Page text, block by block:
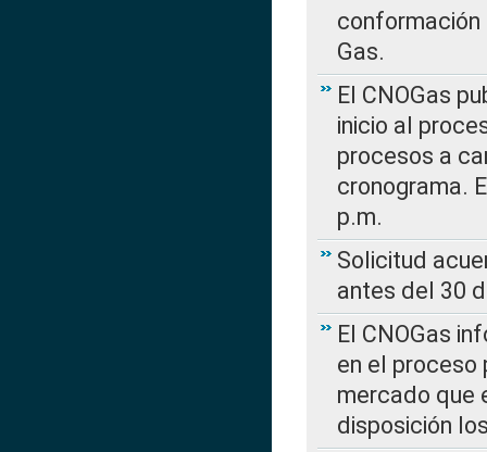
conformación
Gas.
El CNOGas
inicio al
procesos a
cronograma.
p.m.
Solicitud
antes del 30
El CNOGas
en el
mercado que
disposición